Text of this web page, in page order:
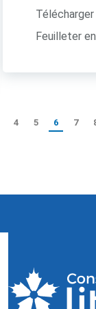
Feuilleter
4 5 6 7